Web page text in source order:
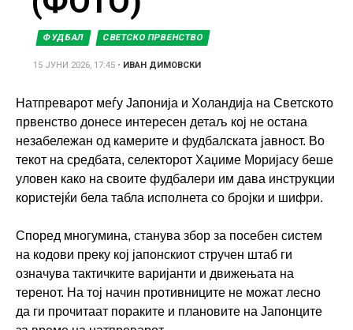
ФУДБАЛ СВЕТСКО ПРВЕНСТВО
15 ЈУНИ 2026, 17:45 • ИВАН ДИМОВСКИ
Натпреварот меѓу Јапонија и Холандија на Светското
првенство донесе интересен детаљ кој не остана
незабележан од камерите и фудбалската јавност. Во
текот на средбата, селекторот Хаџиме Моријасу беше
уловен како на своите фудбалери им дава инструкции
користејќи бела табла исполнета со бројки и шифри.
Според многумина, станува збор за посебен систем
на кодови преку кој јапонскиот стручен штаб ги
означува тактичките варијанти и движењата на
теренот. На тој начин противниците не можат лесно
да ги прочитаат пораките и плановите на Јапонците